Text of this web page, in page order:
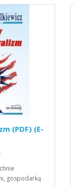
(PDF) (E-
gospodarką